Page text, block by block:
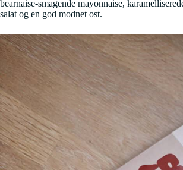
bearnaise-smagende mayonnaise,
salat og en god modnet ost.